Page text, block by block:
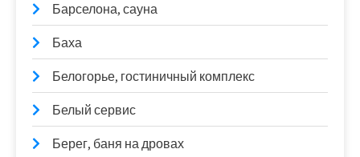
Барселона, сауна
Баха
Белогорье, гостиничный комплекс
Белый сервис
Берег, баня на дровах